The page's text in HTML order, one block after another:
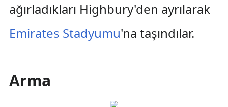
ağırladıkları Highbury'den ayrılarak
Emirates Stadyumu'na taşındılar.
Arma